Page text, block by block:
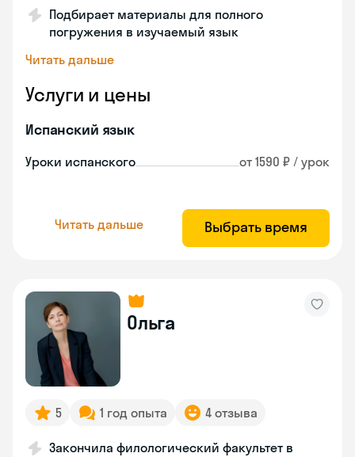
Подбирает материалы для полного
погружения в изучаемый язык
Читать дальше
Услуги и цены
Испанский язык
Уроки испанского от 1590 ₽ / урок
Читать дальше Выбрать время
Ольга
5 1 год опыта 4 отзыва
Закончила филологический факультет в